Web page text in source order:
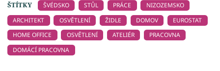
ŠTÍTKY
ŠVÉDSKO STŮL PRÁCE
NIZOZEMSKO
ARCHITEKT
OSVĚTLENÍ ŽIDLE DOMOV
EUROSTAT
HOME OFFICE
OSVĚTLENÍ ATELIÉR
PRACOVNA
DOMÁCÍ PRACOVNA